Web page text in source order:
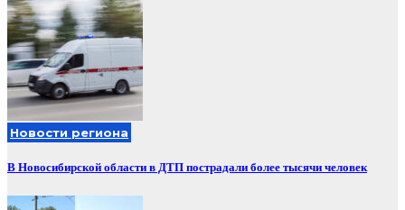
Новости региона
В Новосибирской области в ДТП пострадали более тысячи человек